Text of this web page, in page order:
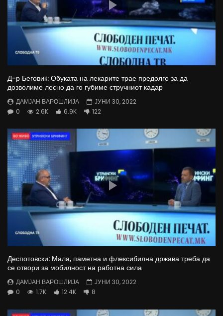
Д-р Беговиќ: Обуката на лекарите трае предолго за да
дозволиме лесно да го губиме стручниот кадар
ДАМЈАН ВАРОШЛИЈА
ЈУНИ 30, 2022
0
2.6K 6.9K 122
Деспотовски: Мала, паметна и флексибилна држава треба да
се отвори за мобилност на работна сила
ДАМЈАН ВАРОШЛИЈА
ЈУНИ 30, 2022
0
1.7K 12.4K 8